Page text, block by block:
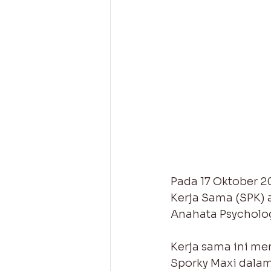
Pada 17 Oktober
Kerja Sama
Anahata
Kerja sama ini
Sporky Maxi